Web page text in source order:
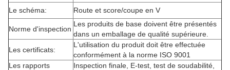
Le schéma:
Route et score/coupe en V
Norme d'inspection
Les produits de base doivent être présentés
dans un emballage de qualité supérieure.
Les certificats:
L'utilisation du produit doit être effectuée
conformément à la norme ISO 9001
Les rapports
Inspection finale, E-test, test de soudabilité,